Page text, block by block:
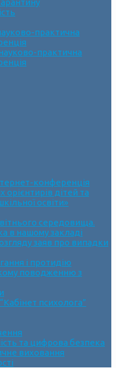
практична
науково-практична
конференція
орієнтирів дітей та
освіти»
середовища.
в нашому закладі
заяв про випадки
і протидію
поводженню з
психолога”
та цифрова безпека
виховання